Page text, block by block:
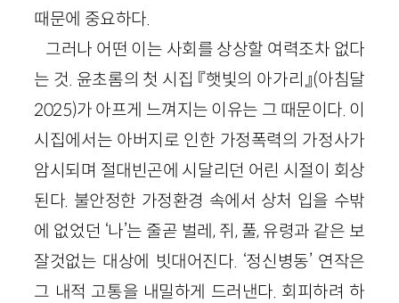
때문에 중요하다.
그러나 어떤 이는 사회를 상상할 여력조차 없다
는 것. 윤초롬의 첫 시집 『햇빛의 아가리』(아침달
2025)가 아프게 느껴지는 이유는 그 때문이다. 이
시집에서는 아버지로 인한 가정폭력의 가정사가
암시되며 절대빈곤에 시달리던 어린 시절이 회상
된다. 불안정한 가정환경 속에서 상처 입을 수밖
에 없었던 ‘나’는 줄곧 벌레, 쥐, 풀, 유령과 같은 보
잘것없는 대상에 빗대어진다. ‘정신병동’ 연작은
그 내적 고통을 내밀하게 드러낸다. 회피하려 하